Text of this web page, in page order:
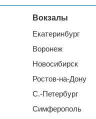
Вокзалы
Екатеринбург
Воронеж
Новосибирск
Ростов-на-Дону
С.-Петербург
Симферополь